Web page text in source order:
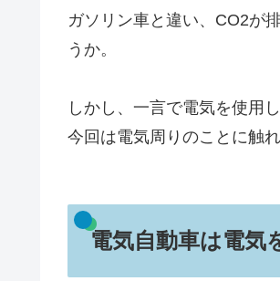
ガソリン車と違い、CO2が
うか。
しかし、一言で電気を使用
今回は電気周りのことに触
電気自動車は電気